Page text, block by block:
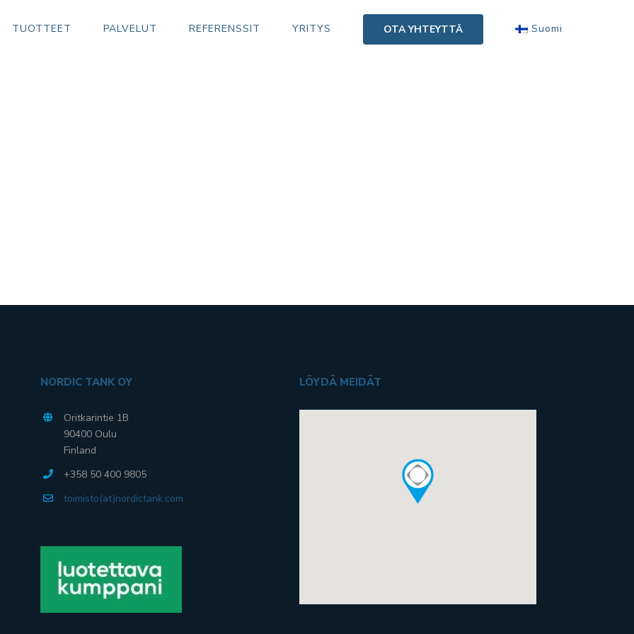
TUOTTEET PALVELUT REFERENSSIT YRITYS OTA YHTEYTTÄ Suomi
NORDIC TANK OY
Oritkarintie 1B
90400 Oulu
Finland
+358 50 400 9805
toimisto(at)nordictank.com
LÖYDÄ MEIDÄT